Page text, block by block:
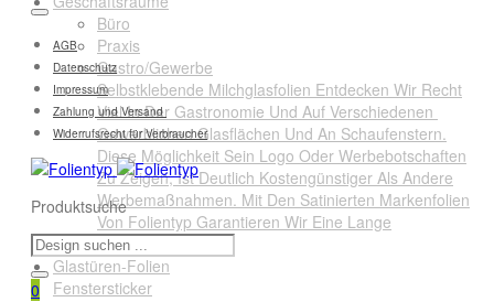
Büro
Praxis
Gastro/Gewerbe
Selbstklebende Milchglasfolien Entdecken Wir Recht
Viel In Der Gastronomie Und Auf Verschiedenen
Gewerblichen Glasflächen Und An Schaufenstern.
Diese Möglichkeit Sein Logo Oder Werbebotschaften
Zu Zeigen, Ist Deutlich Kostengünstiger Als Andere
Werbemaßnahmen. Mit Den Satinierten Markenfolien
Von Folientyp Garantieren Wir Eine Lange
Lebensdauer.
Glastüren-Folien
Fenstersticker
AGB
Datenschutz
Impressum
Zahlung und Versand
Widerrufsrecht für Verbraucher
Produktsuche
0